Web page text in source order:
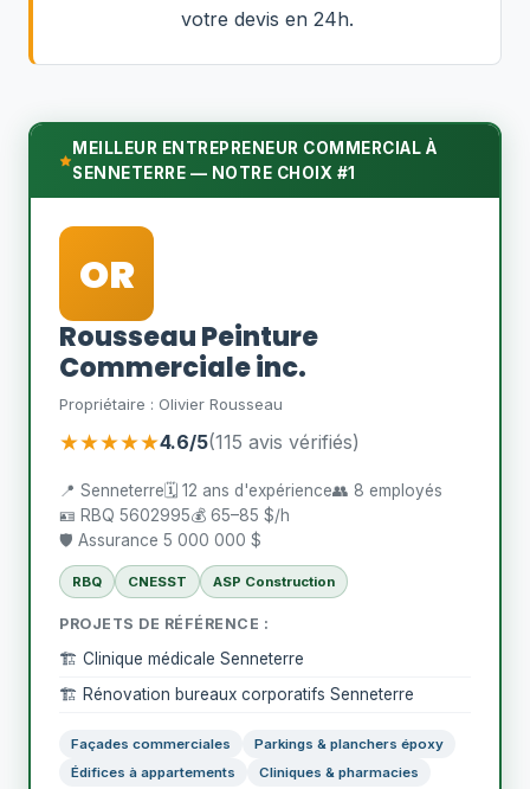
votre devis en 24h.
MEILLEUR ENTREPRENEUR COMMERCIAL À
SENNETERRE — NOTRE CHOIX #1
OR
Rousseau Peinture
Commerciale inc.
Propriétaire : Olivier Rousseau
★★★★★4.6/5(115 avis vérifiés)
📍 Senneterre🗓️ 12 ans d'expérience👥 8 employés
🪪 RBQ 5602995💰 65–85 $/h
🛡️ Assurance 5 000 000 $
RBQ CNESST ASP Construction
PROJETS DE RÉFÉRENCE :
🏗️ Clinique médicale Senneterre
🏗️ Rénovation bureaux corporatifs Senneterre
Façades commerciales
Parkings & planchers époxy
Édifices à appartements
Cliniques & pharmacies